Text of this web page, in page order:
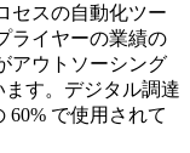
セスの自動化ツー
ライヤーの業績の
アウトソーシング
す。デジタル調達
60% で使用されて